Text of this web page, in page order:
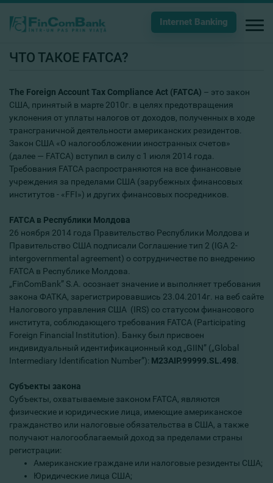
Internet Banking
ЧТО ТАКОЕ FATCA?
The Foreign Account Tax Compliance Act (FATCA) – это закон
США, принятый в марте 2010г. в целях предотвращения
уклонения от уплаты налогов от доходов, полученных в ходе
трансграничной деятельности американских резидентов.
Закон США «О налогообложении иностранных счетов»
(далее — FATCA) вступил в силу с 1 июля 2014 года.
Требования FATCA распространяются на все финансовые
учреждения за пределами США (зарубежных финансовых
институтов - «FFI») и других финансовых посредников.
FATCA в Республики Молдова
26 ноября 2014 года Правительство Республики Молдова и
Правительство США подписали Соглашение тип 2 (IGA 2-
intergovernmental agreement) о сотрудничестве по внедрению
FATCA в Республике Молдова.
„FinComBank” S.A. осознает значение и выполняет требования
закона ФАТКА, зарегистрировавшись 23.04.2014г. на веб сайте
Налогового управления США (IRS) со статусом финансового
института, соблюдающего требования FATCA (Participating
Foreign Financial Institution). Банку был присвоен
индивидуальный идентификационный код „GIIN” („Global
Intermediary Identification Number”): M23AIP.99999.SL.498
Субъекты закона
Субъекты, охватываемые законом FATCA, являются
физические и юридические лица, имеющие американское
гражданство или налоговые обязательства в США, а также
получают налогооблагаемый доход за пределами страны
регистрации:
Американские граждане или налоговые резиденты США;
Юридические лица США;